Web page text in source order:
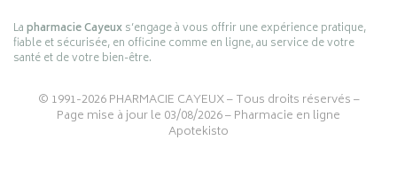
Lapharmacie Cayeuxs’engage à vous offrir une expérience pratique,
fiable et sécurisée, en officine comme en ligne, au service de votre
santé et de votre bien-être.
© 1991-2026PHARMACIE CAYEUX– Tous droits réservés –
Page mise à jour le 03/08/2026 –Pharmacie en ligne
Apotekisto